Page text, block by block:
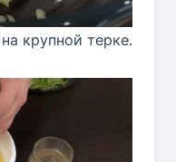
крупной терке.